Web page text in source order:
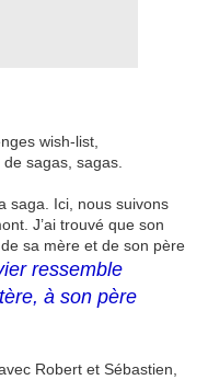
wish-list,
sagas, sagas.
saga. Ici, nous suivons
J’ai trouvé que son
sa mère et de son père
ressemble
à son père
Robert et Sébastien,